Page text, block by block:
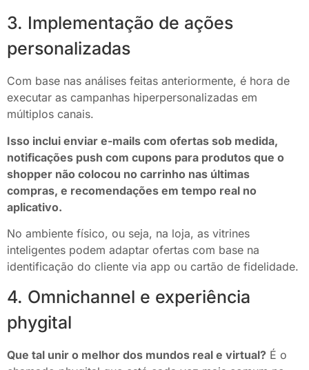
3. Implementação de ações
personalizadas
Com base nas análises feitas anteriormente, é hora de
executar as campanhas hiperpersonalizadas em
múltiplos canais.
Isso inclui enviar e-mails com ofertas sob medida,
notificações push com cupons para produtos que o
shopper não colocou no carrinho nas últimas
compras, e recomendações em tempo real no
aplicativo.
No ambiente físico, ou seja, na loja, as vitrines
inteligentes podem adaptar ofertas com base na
identificação do cliente via app ou cartão de fidelidade.
4. Omnichannel e experiência
phygital
Que tal unir o melhor dos mundos real e virtual? É o